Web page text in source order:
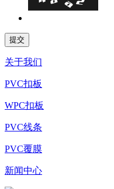
关于我们
PVC扣板
WPC扣板
PVC线条
PVC覆膜
新闻中心